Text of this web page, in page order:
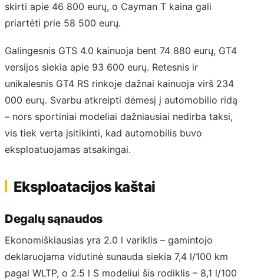
skirti apie 46 800 eurų, o Cayman T kaina gali
priartėti prie 58 500 eurų.
Galingesnis GTS 4.0 kainuoja bent 74 880 eurų, GT4
versijos siekia apie 93 600 eurų. Retesnis ir
unikalesnis GT4 RS rinkoje dažnai kainuoja virš 234
000 eurų. Svarbu atkreipti dėmesį į automobilio ridą
– nors sportiniai modeliai dažniausiai nedirba taksi,
vis tiek verta įsitikinti, kad automobilis buvo
eksploatuojamas atsakingai.
Eksploatacijos kaštai
Degalų sąnaudos
Ekonomiškiausias yra 2.0 l variklis – gamintojo
deklaruojama vidutinė sunauda siekia 7,4 l/100 km
pagal WLTP, o 2.5 l S modeliui šis rodiklis – 8,1 l/100